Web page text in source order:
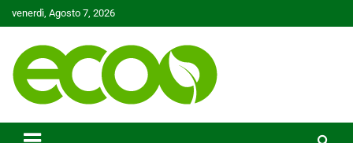
to
venerdì, Agosto 7, 2026
Ecoo.it